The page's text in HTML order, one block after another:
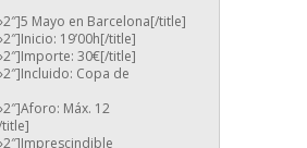
Mayo en Barcelona[/title]
19’00h[/title]
30€[/title]
Copa de
Máx. 12